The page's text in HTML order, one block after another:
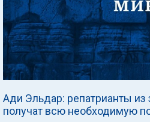
Ади Эльдар: репатрианты
получат всю необходимую